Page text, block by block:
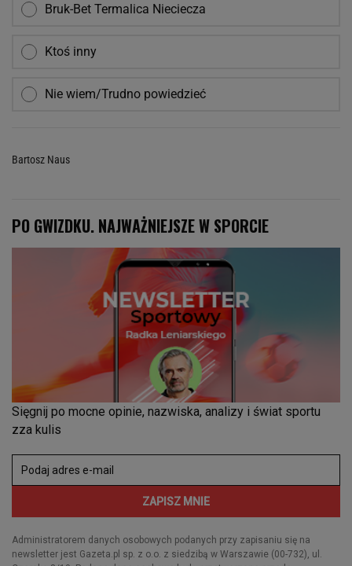
Bruk-Bet Termalica Nieciecza
Ktoś inny
Nie wiem/Trudno powiedzieć
Bartosz Naus